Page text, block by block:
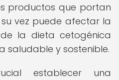
productos que portan
vez puede afectar la
la dieta cetogénica
saludable y sostenible.
establecer una